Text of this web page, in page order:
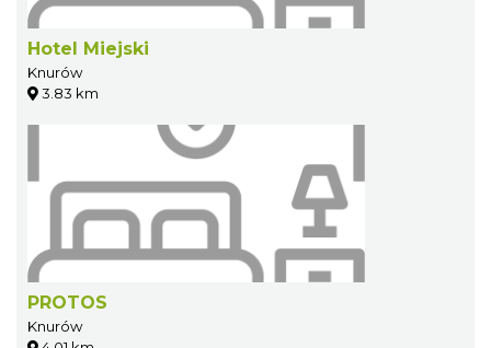
Hotel Miejski
Knurów
3.83 km
PROTOS
Knurów